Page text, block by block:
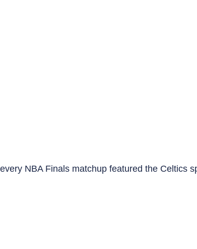
NBA Finals matchup featured the Celtics